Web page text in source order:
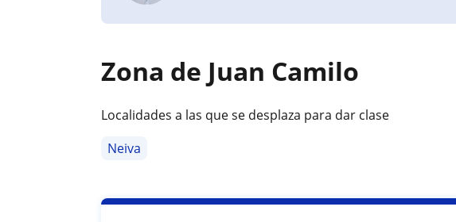
Zona de Juan Camilo
Localidades a las que se desplaza para dar clase
Neiva